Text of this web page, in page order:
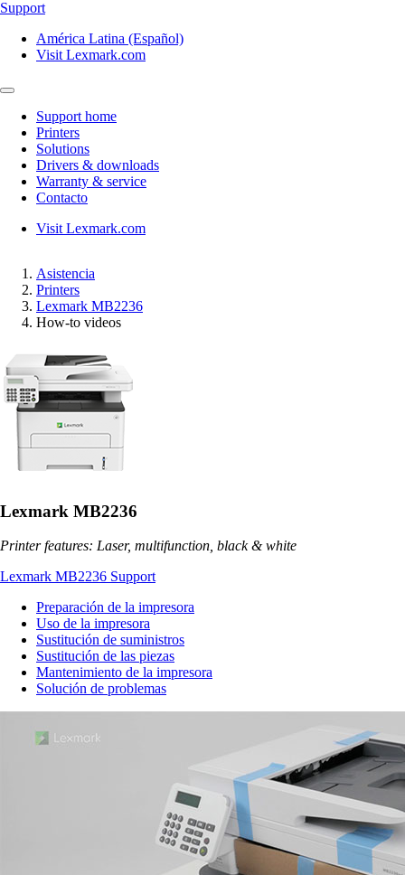
Support
América Latina (Español)
Visit Lexmark.com
Support home
Printers
Solutions
Drivers & downloads
Warranty & service
Contacto
Visit Lexmark.com
Asistencia
Printers
Lexmark MB2236
How-to videos
Lexmark MB2236
Printer features: Laser, multifunction, black & white
Lexmark MB2236 Support
Preparación de la impresora
Uso de la impresora
Sustitución de suministros
Sustitución de las piezas
Mantenimiento de la impresora
Solución de problemas